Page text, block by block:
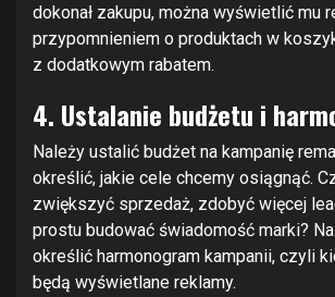
dokonał zakupu, można wyświetlić mu
przypomnieniem o produktach w
z dodatkowym rabatem.
4. Ustalanie budżetu i
Należy ustalić budżet na kampanię
określić, jakie cele chcemy osiągnąć.
zwiększyć sprzedaż, zdobyć więcej
prostu budować świadomość marki?
określić harmonogram kampanii, czyli
będą wyświetlane reklamy.